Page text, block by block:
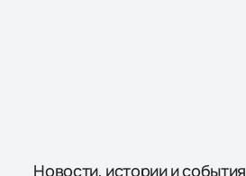
Новости, истории и события